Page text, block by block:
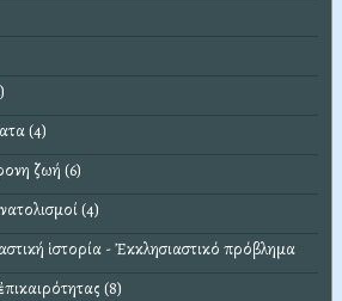
(4)
ζωή (6)
(4)
ἱστορία - Ἐκκλησιαστικό πρόβλημα
(8)